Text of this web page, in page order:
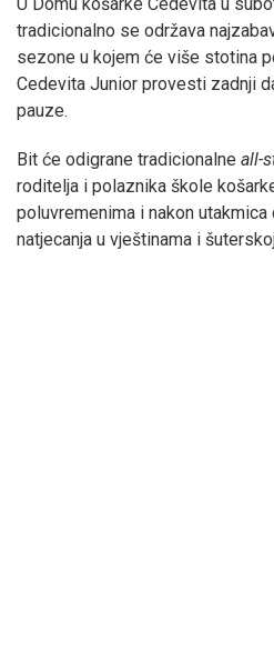
tradicionalno se održava
sezone u kojem će više stotina
Cedevita Junior provesti zadnji
pauze.
Bit će odigrane tradicionalne all-
roditelja i polaznika škole
poluvremenima i nakon
natjecanja u vještinama i